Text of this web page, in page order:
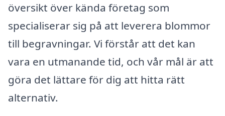
översikt över kända företag som
specialiserar sig på att leverera blommor
till begravningar. Vi förstår att det kan
vara en utmanande tid, och vår mål är att
göra det lättare för dig att hitta rätt
alternativ.